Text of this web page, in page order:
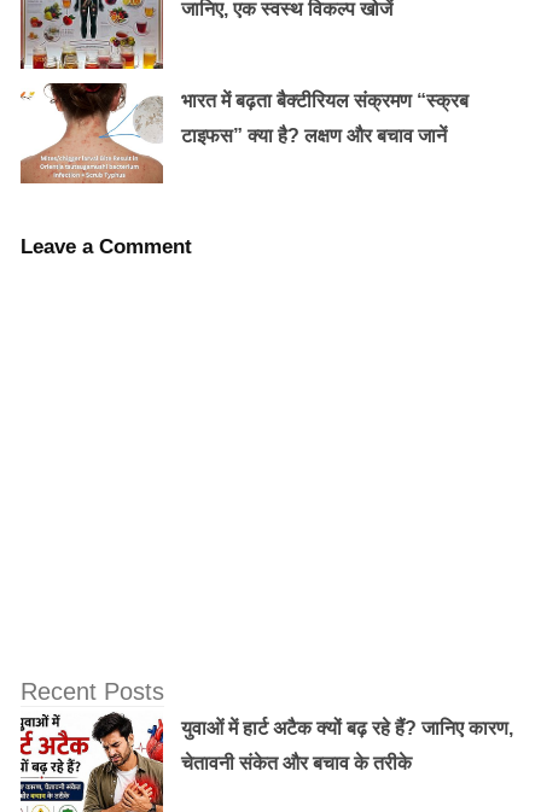
जानिए, एक स्वस्थ विकल्प खोजें
भारत में बढ़ता बैक्टीरियल संक्रमण “स्क्रब
टाइफस” क्या है? लक्षण और बचाव जानें
Leave a Comment
Recent Posts
युवाओं में हार्ट अटैक क्यों बढ़ रहे हैं? जानिए कारण,
चेतावनी संकेत और बचाव के तरीके